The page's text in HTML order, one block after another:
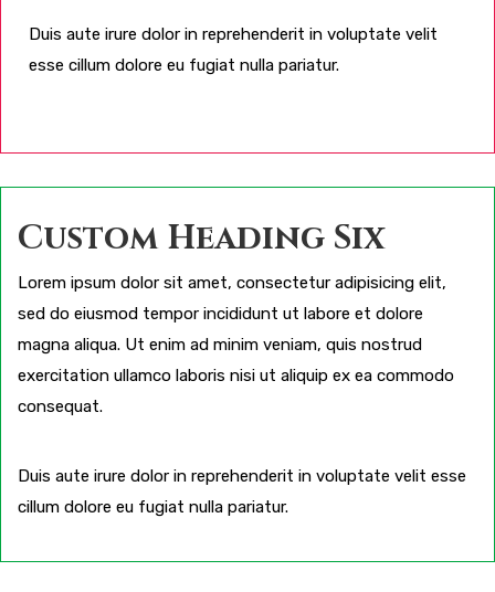
Duis aute irure dolor in reprehenderit in voluptate velit
esse cillum dolore eu fugiat nulla pariatur.
Custom Heading Six
Lorem ipsum dolor sit amet, consectetur adipisicing elit,
sed do eiusmod tempor incididunt ut labore et dolore
magna aliqua. Ut enim ad minim veniam, quis nostrud
exercitation ullamco laboris nisi ut aliquip ex ea commodo
consequat.
Duis aute irure dolor in reprehenderit in voluptate velit esse
cillum dolore eu fugiat nulla pariatur.